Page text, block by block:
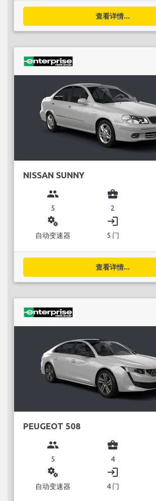
查看详情...
NISSAN SUNNY
group
5
business_center
2
miscellaneous_services
自动变速器
login
5 门
查看详情...
PEUGEOT 508
group
5
business_center
4
miscellaneous_services
自动变速器
login
4 门